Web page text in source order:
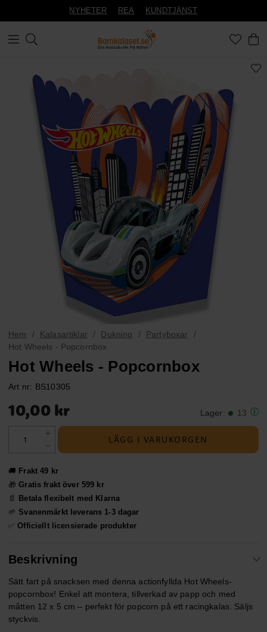
NYHETER REA KUNDTJÄNST
Hem Kalasartiklar Dukning
Partyboxar
Hot Wheels - Popcornbox
Hot Wheels - Popcornbox
Art nr: BS10305
Pris: 10,00 kr
10,00 kr Lager: 13
LÄGG I VARUKORGEN
🚚 Frakt 49 kr
🎁Gratis frakt över 599 kr
📄
Betala flexibelt med Klarna
🌱 Svanenmärkt leverans 1-3 dagar
✅Officiellt licensierade produkter
Beskrivning
Sätt fart på snacksen med denna actionfyllda Hot Wheels-
popcornbox! Enkel att montera, tillverkad av papp och med
måtten 12 x 5 cm – perfekt för popcorn på ett racingkalas. Säljs
styckvis.